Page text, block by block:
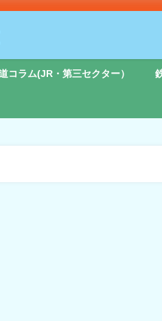
コラム(JR・第三セクター）